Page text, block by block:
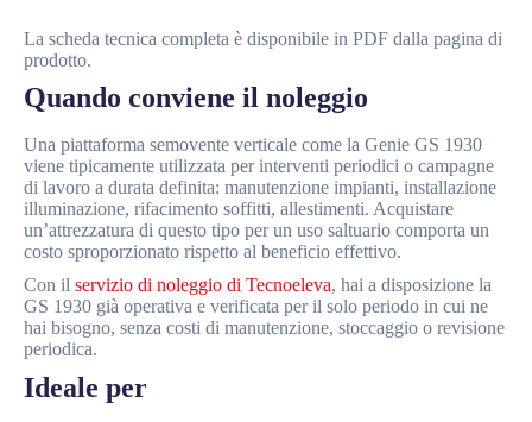
La scheda tecnica completa è disponibile in PDF dalla pagina di
prodotto.
Quando conviene il noleggio
Una piattaforma semovente verticale come la Genie GS 1930
viene tipicamente utilizzata per interventi periodici o campagne
di lavoro a durata definita: manutenzione impianti, installazione
illuminazione, rifacimento soffitti, allestimenti. Acquistare
un’attrezzatura di questo tipo per un uso saltuario comporta un
costo sproporzionato rispetto al beneficio effettivo.
Con il servizio di noleggio di Tecnoeleva, hai a disposizione la
GS 1930 già operativa e verificata per il solo periodo in cui ne
hai bisogno, senza costi di manutenzione, stoccaggio o revisione
periodica.
Ideale per